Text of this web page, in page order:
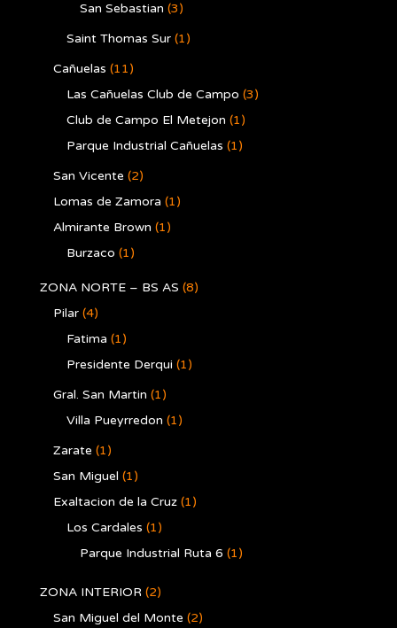
San Sebastian (3)
Saint Thomas Sur (1)
Cañuelas (11)
Las Cañuelas Club de Campo (3)
Club de Campo El Metejon (1)
Parque Industrial Cañuelas (1)
San Vicente (2)
Lomas de Zamora (1)
Almirante Brown (1)
Burzaco (1)
ZONA NORTE – BS AS (8)
Pilar (4)
Fatima (1)
Presidente Derqui (1)
Gral. San Martin (1)
Villa Pueyrredon (1)
Zarate (1)
San Miguel (1)
Exaltacion de la Cruz (1)
Los Cardales (1)
Parque Industrial Ruta 6 (1)
ZONA INTERIOR (2)
San Miguel del Monte (2)